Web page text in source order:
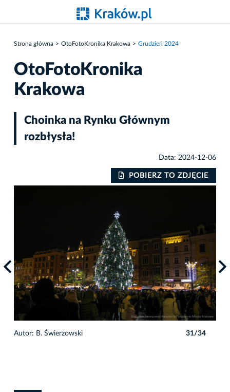
Strona główna OtoFotoKronika Krakowa Grudzień 2024
OtoFotoKronika
Krakowa
Choinka na Rynku Głównym
rozbłysła!
Data: 2024-12-06
POBIERZ TO ZDJĘCIE
Autor: B. Świerzowski 31/34